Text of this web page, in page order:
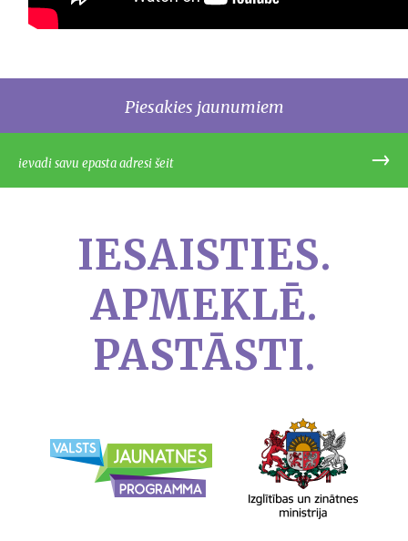
Piesakies jaunumiem
IESAISTIES.
APMEKLĒ.
PASTĀSTI.